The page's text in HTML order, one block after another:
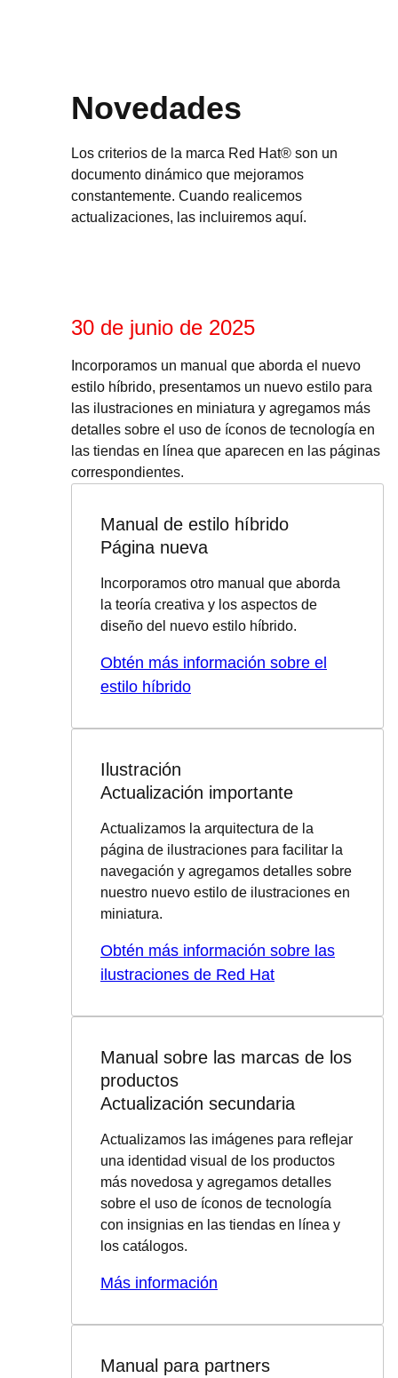
Novedades
Los criterios de la marca Red Hat® son un
documento dinámico que mejoramos
constantemente. Cuando realicemos
actualizaciones, las incluiremos aquí.
30 de junio de 2025
Incorporamos un manual que aborda el nuevo
estilo híbrido, presentamos un nuevo estilo para
las ilustraciones en miniatura y agregamos más
detalles sobre el uso de íconos de tecnología en
las tiendas en línea que aparecen en las páginas
correspondientes.
Manual de estilo híbrido
Página nueva
Incorporamos otro manual que aborda
la teoría creativa y los aspectos de
diseño del nuevo estilo híbrido.
Obtén más información sobre el
estilo híbrido
Ilustración
Actualización importante
Actualizamos la arquitectura de la
página de ilustraciones para facilitar la
navegación y agregamos detalles sobre
nuestro nuevo estilo de ilustraciones en
miniatura.
Obtén más información sobre las
ilustraciones de Red Hat
Manual sobre las marcas de los
productos
Actualización secundaria
Actualizamos las imágenes para reflejar
una identidad visual de los productos
más novedosa y agregamos detalles
sobre el uso de íconos de tecnología
con insignias en las tiendas en línea y
los catálogos.
Más información
Manual para partners